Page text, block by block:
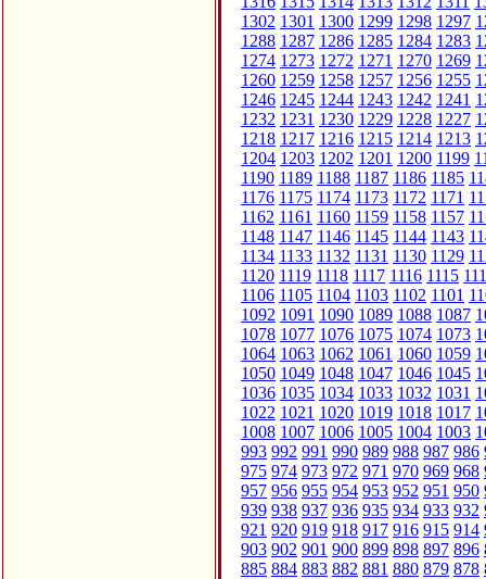
1302 1301 1300 1299 1298 1297
1288 1287 1286 1285 1284 1283
1274 1273 1272 1271 1270 1269
1260 1259 1258 1257 1256 1255
1246 1245 1244 1243 1242 1241
1232 1231 1230 1229 1228 1227
1218 1217 1216 1215 1214 1213
1204 1203 1202 1201 1200 1199
1190 1189 1188 1187 1186 1185
1176 1175 1174 1173 1172 1171
1162 1161 1160 1159 1158 1157
1148 1147 1146 1145 1144 1143
1134 1133 1132 1131 1130 1129
1120 1119 1118 1117 1116 1115
1106 1105 1104 1103 1102 1101
1092 1091 1090 1089 1088 1087
1078 1077 1076 1075 1074 1073
1064 1063 1062 1061 1060 1059
1050 1049 1048 1047 1046 1045
1036 1035 1034 1033 1032 1031
1022 1021 1020 1019 1018 1017
1008 1007 1006 1005 1004 1003
993 992 991 990 989 988 987 986
975 974 973 972 971 970 969 968
957 956 955 954 953 952 951 950
939 938 937 936 935 934 933 932
921 920 919 918 917 916 915 914
903 902 901 900 899 898 897 896
885 884 883 882 881 880 879 878